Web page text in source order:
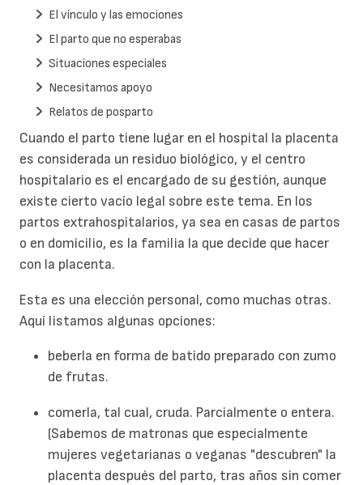
Cuando el parto tiene lugar en el hospital la placenta
es considerada un residuo biológico, y el centro
hospitalario es el encargado de su gestión, aunque
existe cierto vacío legal sobre este tema. En los
partos extrahospitalarios, ya sea en casas de partos
o en domicilio, es la familia la que decide que hacer
con la placenta.
Esta es una elección personal, como muchas otras.
Aquí listamos algunas opciones:
beberla en forma de batido preparado con zumo
de frutas.
comerla, tal cual, cruda. Parcialmente o entera.
(Sabemos de matronas que especialmente
mujeres vegetarianas o veganas "descubren" la
placenta después del parto, tras años sin comer
El vínculo y las emociones
El parto que no esperabas
Situaciones especiales
Necesitamos apoyo
Relatos de posparto